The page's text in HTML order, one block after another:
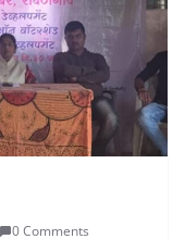
0 Comments